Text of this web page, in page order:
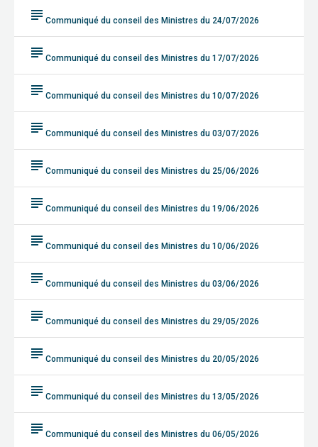
subject Communiqué du conseil des Ministres du 24/07/2026
subject Communiqué du conseil des Ministres du 17/07/2026
subject Communiqué du conseil des Ministres du 10/07/2026
subject Communiqué du conseil des Ministres du 03/07/2026
subject Communiqué du conseil des Ministres du 25/06/2026
subject Communiqué du conseil des Ministres du 19/06/2026
subject Communiqué du conseil des Ministres du 10/06/2026
subject Communiqué du conseil des Ministres du 03/06/2026
subject Communiqué du conseil des Ministres du 29/05/2026
subject Communiqué du conseil des Ministres du 20/05/2026
subject Communiqué du conseil des Ministres du 13/05/2026
subject Communiqué du conseil des Ministres du 06/05/2026